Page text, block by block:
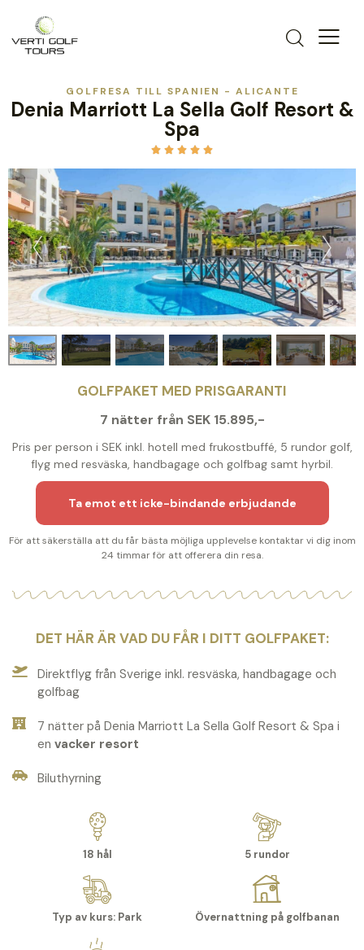
GOLFRESA TILL SPANIEN - ALICANTE
Denia Marriott La Sella Golf Resort &
Spa
    
GOLFPAKET MED PRISGARANTI
7 nätter från SEK 15.895,-
Pris per person i SEK inkl. hotell med frukostbuffé, 5 rundor golf,
flyg med resväska, handbagage och golfbag samt hyrbil.
Ta emot ett icke-bindande erbjudande
För att säkerställa att du får bästa möjliga upplevelse kontaktar vi dig inom
24 timmar för att offerera din resa.
DET HÄR ÄR VAD DU FÅR I DITT GOLFPAKET:
Direktflyg från Sverige inkl. resväska, handbagage och
golfbag
7 nätter på Denia Marriott La Sella Golf Resort & Spa i
en vacker resort
Biluthyrning
18 hål 5 rundor
Typ av kurs: Park Övernattning på golfbanan